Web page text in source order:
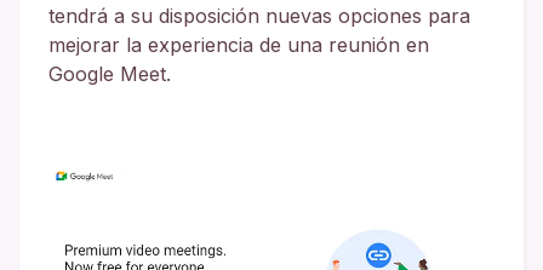
tendrá a su disposición nuevas opciones para
mejorar la experiencia de una reunión en
Google Meet.